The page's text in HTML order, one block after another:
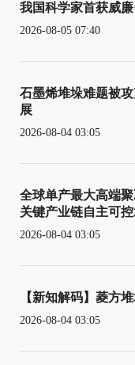
我国科学家首获威
2026-08-05 07:40
石墨烯堆垛难题被
展
2026-08-04 03:05
全球单产最大高端
关键产业链自主可
2026-08-04 03:05
【新知解码】菱方
2026-08-04 03:05